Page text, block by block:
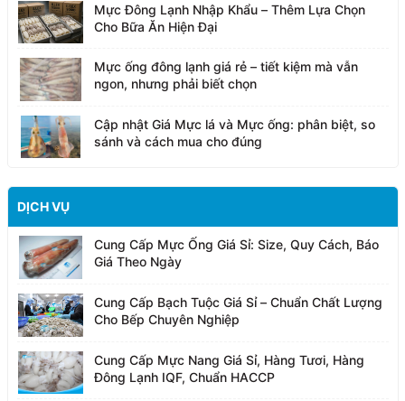
Mực Đông Lạnh Nhập Khẩu – Thêm Lựa Chọn
Cho Bữa Ăn Hiện Đại
Mực ống đông lạnh giá rẻ – tiết kiệm mà vẫn
ngon, nhưng phải biết chọn
Cập nhật Giá Mực lá và Mực ống: phân biệt, so
sánh và cách mua cho đúng
DỊCH VỤ
Cung Cấp Mực Ống Giá Sỉ: Size, Quy Cách, Báo
Giá Theo Ngày
Cung Cấp Bạch Tuộc Giá Sỉ – Chuẩn Chất Lượng
Cho Bếp Chuyên Nghiệp
Cung Cấp Mực Nang Giá Sỉ, Hàng Tươi, Hàng
Đông Lạnh IQF, Chuẩn HACCP